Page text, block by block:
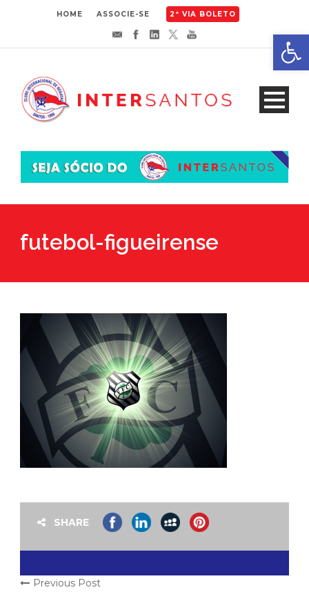
HOME ASSOCIE-SE 2ª VIA BOLETO
futebol-figueirense
SHARE
Previous Post
Abrir